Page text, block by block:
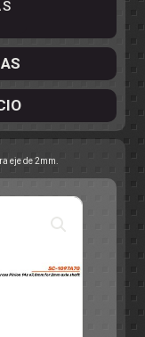
eje de 2mm.